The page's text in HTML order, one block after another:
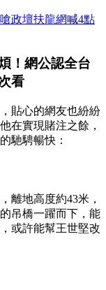
政壇扶龍網喊4點
！網公認全台
看
貼心的網友也紛紛
在實現賭注之餘，
馳騁暢快：
離地高度約43米，
吊橋一躍而下，能
或許能幫王世堅改